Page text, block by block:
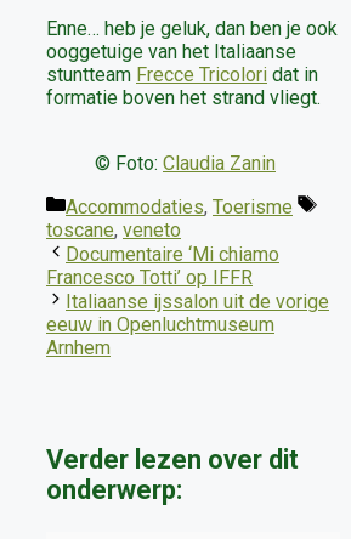
Enne… heb je geluk, dan ben je ook
ooggetuige van het Italiaanse
stuntteam Frecce Tricolori dat in
formatie boven het strand vliegt.
© Foto: Claudia Zanin
Categorieën
Accommodaties, Toerisme
Tags
toscane, veneto
Documentaire ‘Mi chiamo
Francesco Totti’ op IFFR
Italiaanse ijssalon uit de vorige
eeuw in Openluchtmuseum
Arnhem
Verder lezen over dit
onderwerp: